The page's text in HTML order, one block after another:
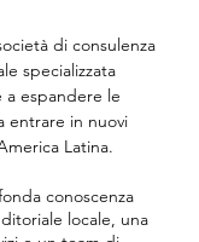
di consulenza
specializzata
a espandere le
entrare in nuovi
Latina.
conoscenza
locale, una